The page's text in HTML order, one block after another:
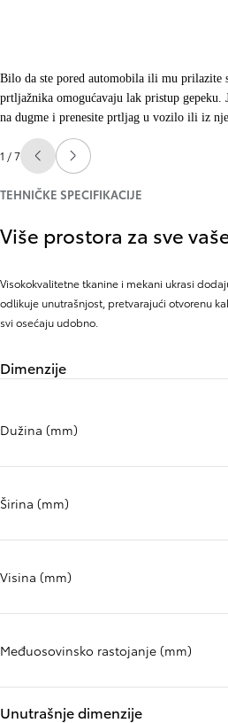
Bilo da ste pored automobila ili mu prilazite
prtljažnika omogućavaju lak pristup
na dugme i prenesite prtljag u vozilo ili iz
1 / 7 Slide Previous
Slide next
TEHNIČKE SPECIFIKACIJE
Više prostora za sve
Visokokvalitetne tkanine i mekani ukrasi
odlikuje unutrašnjost, pretvarajući otvorenu
svi osećaju udobno.
Dimenzije
Dužina (mm)
Širina (mm)
Visina (mm)
Međuosovinsko rastojanje (mm)
Unutrašnje dimenzije